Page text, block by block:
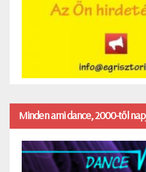
Minden ami dance, 2000-től